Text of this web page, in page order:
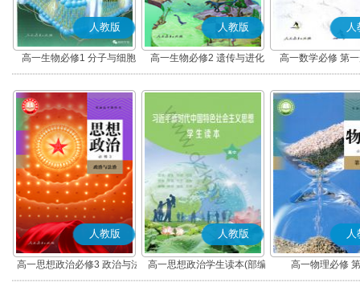
人教版
高一生物必修1 分子与细胞
人教版
高一生物必修2 遗传与进化
人
高一数学必修 第
人教版
高一思想政治必修3 政治与法
治(部编版)
人教版
高一思想政治学生读本(部编
版)
人
高一物理必修